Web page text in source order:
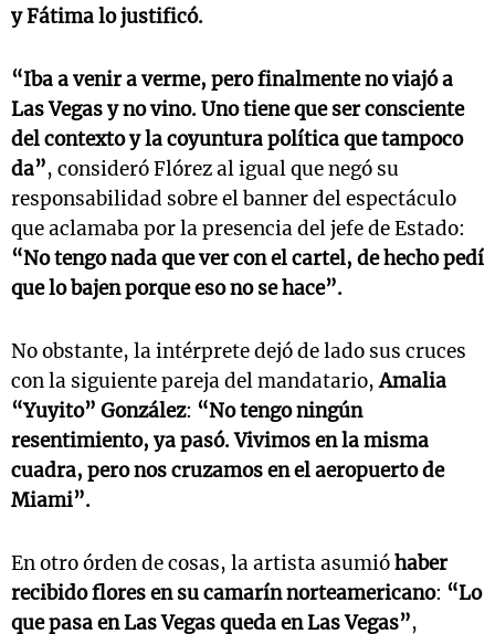
y Fátima lo justificó.
“Iba a venir a verme, pero finalmente no viajó a
Las Vegas y no vino. Uno tiene que ser consciente
del contexto y la coyuntura política que tampoco
da”, consideró Flórez al igual que negó su
responsabilidad sobre el banner del espectáculo
que aclamaba por la presencia del jefe de Estado:
“No tengo nada que ver con el cartel, de hecho pedí
que lo bajen porque eso no se hace”.
No obstante, la intérprete dejó de lado sus cruces
con la siguiente pareja del mandatario,Amalia
“Yuyito” González: “No tengo ningún
resentimiento, ya pasó. Vivimos en la misma
cuadra, pero nos cruzamos en el aeropuerto de
Miami”.
En otro órden de cosas, la artista asumióhaber
recibido flores en su camarín norteamericano: “Lo
que pasa en Las Vegas queda en Las Vegas”,